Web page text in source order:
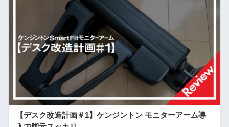
【デスク改造計画＃1】ケンジントン モニターアーム導